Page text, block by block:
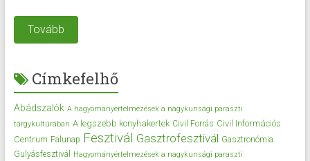
Tovább
Címkefelhő
Abádszalók A hagyományértelmezések a nagykunsági paraszti
tárgykultúrában A legszebb konyhakertek Civil Forrás Civil Információs
Centrum Falunap Fesztivál Gasztrofesztivál Gasztronómia
Gulyásfesztivál
Hagyományértelmezések a nagykunsági paraszti